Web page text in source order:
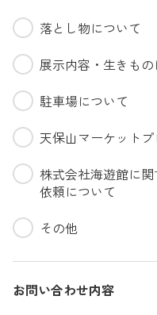
落とし物について
展示内容・生きもの
駐車場について
天保山マーケット
株式会社海遊館に関
依頼について
その他
お問い合わせ内容